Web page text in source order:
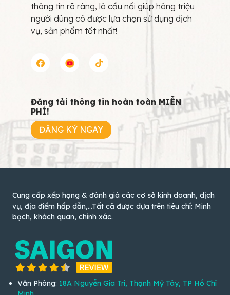
thông tin rõ ràng, là cầu nối giúp hàng triệu
người dùng có được lựa chọn sử dụng dịch
vụ, sản phẩm tốt nhất!
Đăng tải thông tin hoàn toàn MIỄN
PHÍ!
ĐĂNG KÝ NGAY
Cung cấp xếp hạng & đánh giá các cơ sở kinh doanh, dịch
vụ, địa điểm hấp dẫn,...Tất cả được dựa trên tiêu chí: Minh
bạch, khách quan, chính xác.
Văn Phòng: 18A Nguyễn Gia Trí, Thạnh Mỹ Tây, TP Hồ Chí